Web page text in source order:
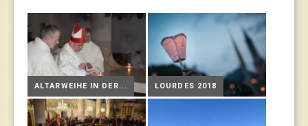
ALTARWEIHE IN DER... LOURDES 2018